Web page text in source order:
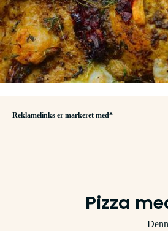
Reklamelinks er markeret med*
Pizza